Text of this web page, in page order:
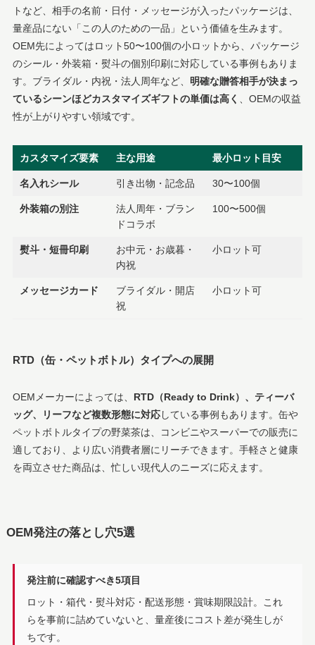
トなど、相手の名前・日付・メッセージが入ったパッケージは、
量産品にない「この人のための一品」という価値を生みます。
OEM先によってはロット50〜100個の小ロットから、パッケージ
のシール・外装箱・熨斗の個別印刷に対応している事例もありま
す。ブライダル・内祝・法人周年など、 明確な贈答相手が決まっ
ているシーンほどカスタマイズギフトの単価は高く 、OEMの収益
性が上がりやすい領域です。
カスタマイズ要素 主な用途 最小ロット目安
名入れシール 引き出物・記念品 30〜100個
外装箱の別注
法人周年・ブラン
ドコラボ
100〜500個
熨斗・短冊印刷
お中元・お歳暮・
内祝
小ロット可
メッセージカード
ブライダル・開店
祝
小ロット可
RTD（缶・ペットボトル）タイプへの展開
OEMメーカーによっては、 RTD（Ready to Drink）、ティーバ
ッグ、リーフなど複数形態に対応している事例もあります。缶や
ペットボトルタイプの野菜茶は、コンビニやスーパーでの販売に
適しており、より広い消費者層にリーチできます。手軽さと健康
を両立させた商品は、忙しい現代人のニーズに応えます。
OEM発注の落とし穴5選
発注前に確認すべき5項目
ロット・箱代・熨斗対応・配送形態・賞味期限設計。これ
らを事前に詰めていないと、量産後にコスト差が発生しが
ちです。